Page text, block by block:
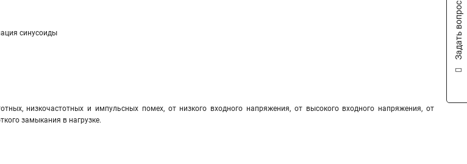
синусоиды
низкочастотных и импульсных помех, от низкого входного напряжения, от высокого входного напряжения, от
замыкания в нагрузке.
Задать вопрос